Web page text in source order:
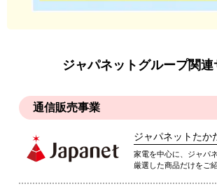
ジャパネットグループ関連
通信販売事業
ジャパネットたか
家電を中心に、ジャパ
厳選した商品だけをご紹